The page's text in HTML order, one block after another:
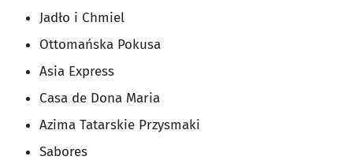
Jadło i Chmiel
Ottomańska Pokusa
Asia Express
Casa de Dona Maria
Azima Tatarskie Przysmaki
Sabores